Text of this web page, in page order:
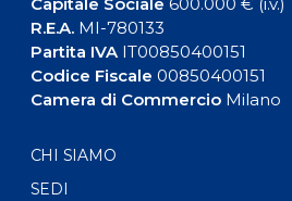
Capitale Sociale 600.000 € (i.v.)
R.E.A.MI-780133
Partita IVAIT00850400151
Codice Fiscale 00850400151
Camera di CommercioMilano
CHI SIAMO
SEDI